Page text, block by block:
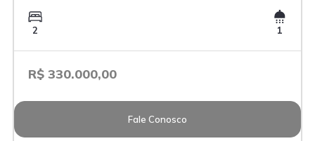
2 1
R$ 330.000,00
Fale Conosco